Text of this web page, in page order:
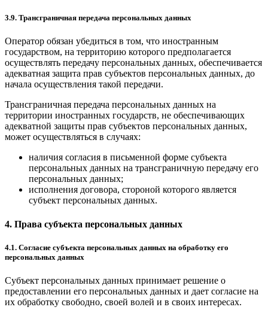
3.9. Трансграничная передача персональных данных
Оператор обязан убедиться в том, что иностранным
государством, на территорию которого предполагается
осуществлять передачу персональных данных, обеспечивается
адекватная защита прав субъектов персональных данных, до
начала осуществления такой передачи.
Трансграничная передача персональных данных на
территории иностранных государств, не обеспечивающих
адекватной защиты прав субъектов персональных данных,
может осуществляться в случаях:
наличия согласия в письменной форме субъекта
персональных данных на трансграничную передачу его
персональных данных;
исполнения договора, стороной которого является
субъект персональных данных.
4. Права субъекта персональных данных
4.1. Согласие субъекта персональных данных на обработку его
персональных данных
Субъект персональных данных принимает решение о
предоставлении его персональных данных и дает согласие на
их обработку свободно, своей волей и в своих интересах.